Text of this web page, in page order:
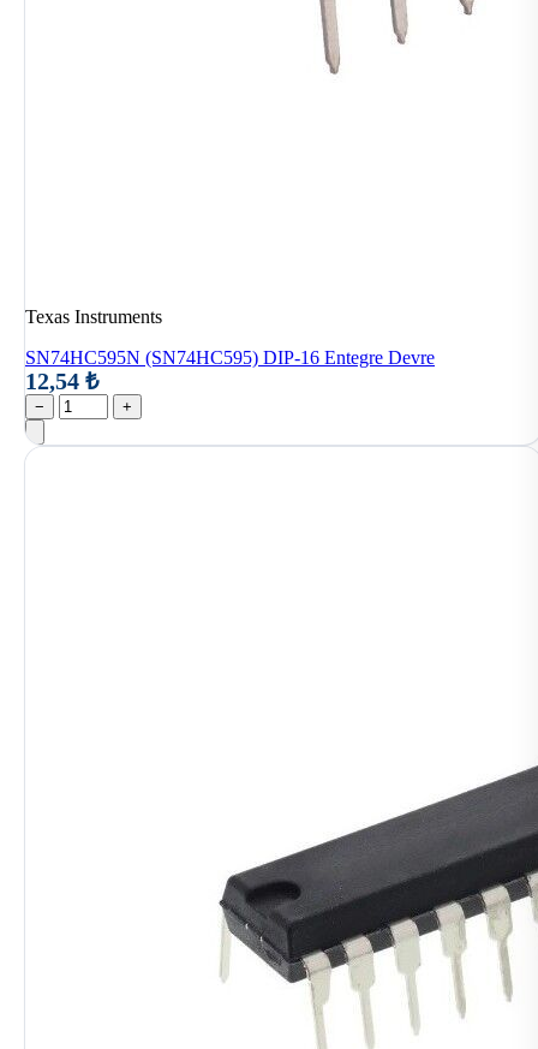
Texas Instruments
SN74HC595N (SN74HC595) DIP-16 Entegre Devre
12,54 ₺
− +